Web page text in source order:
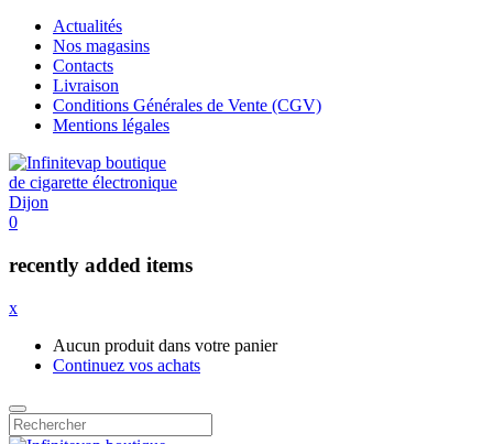
Actualités
Nos magasins
Contacts
Livraison
Conditions Générales de Vente (CGV)
Mentions légales
0
recently added items
x
Aucun produit dans votre panier
Continuez vos achats